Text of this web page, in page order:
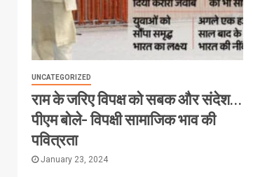
UNCATEGORIZED
राम के जरिए विपक्ष को सबक और संदेश…
पीएम बोले- विपक्षी सामाजिक भाव की
पवित्रता
January 23, 2024